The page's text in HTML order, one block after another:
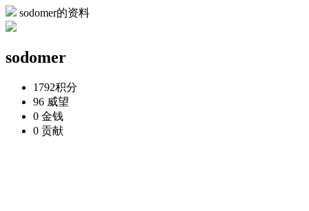
sodomer的资料
sodomer
1792积分
96 威望
0 金钱
0 贡献